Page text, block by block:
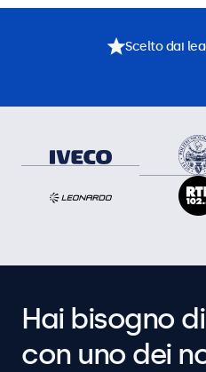
Scelto dai
Hai bisogno
con uno dei